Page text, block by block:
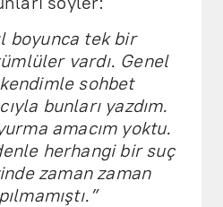
boyunca tek bir
vardı. Genel
sohbet
bunları yazdım.
amacım yoktu.
herhangi bir suç
zaman zaman